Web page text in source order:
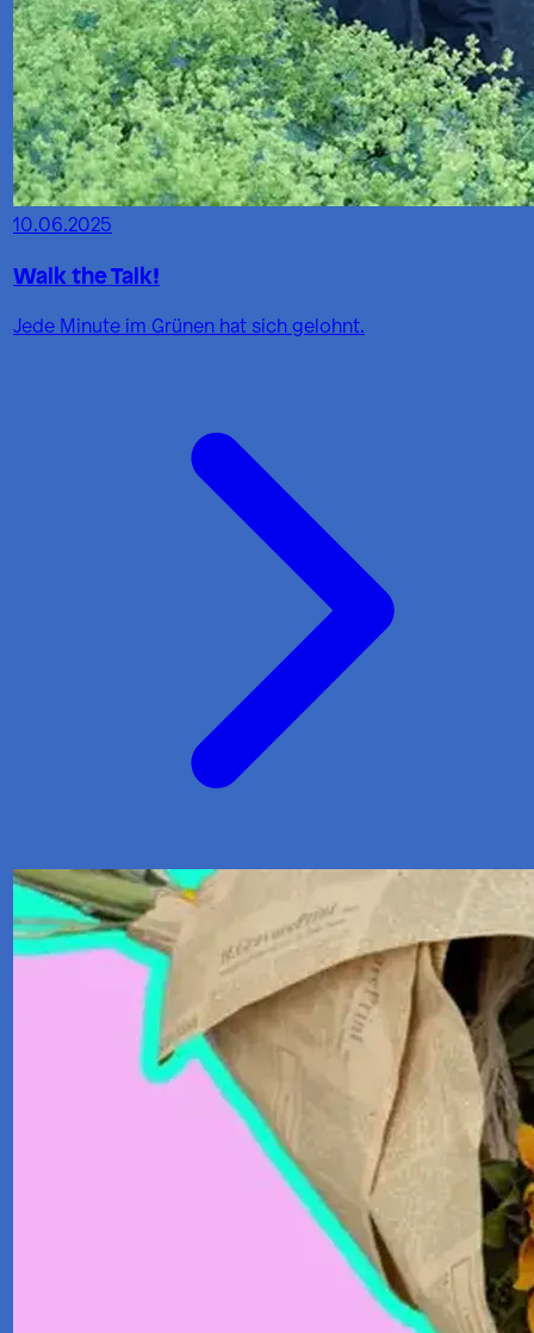
10.06.2025
Walk the Talk!
Jede Minute im Grünen hat sich gelohnt.